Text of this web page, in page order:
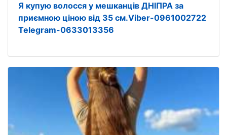
Я купую волосся у мешканців ДНІПРА за
приємною ціною від 35 см.Viber-0961002722
Telegram-0633013356